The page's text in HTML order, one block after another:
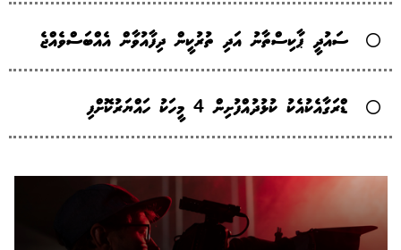
ސައުދީ ޕާކިސްތާނު އަދި ތުރުކީން ދިފާއުވާން އެއްބަސްވެއްޖެ
ޑްރަގާއެކުއެކު ކުޅުދުއްފުށިން 4 މީހަކު ހައްޔަރުކޮށްފި